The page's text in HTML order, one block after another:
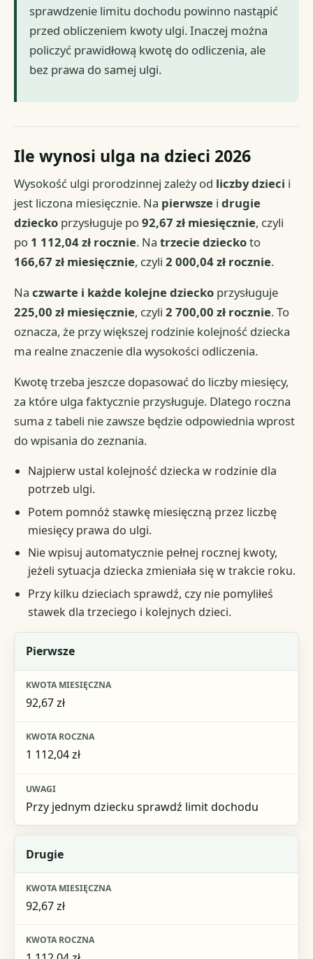
sprawdzenie limitu dochodu powinno nastąpić
przed obliczeniem kwoty ulgi. Inaczej można
policzyć prawidłową kwotę do odliczenia, ale
bez prawa do samej ulgi.
Ile wynosi ulga na dzieci 2026
Wysokość ulgi prorodzinnej zależy od liczby dzieci i
jest liczona miesięcznie. Na pierwsze idrugie
dziecko przysługuje po92,67 zł miesięcznie, czyli
po 1 112,04 zł rocznie. Natrzecie dzieckoto
166,67 zł miesięcznie, czyli2 000,04 zł rocznie.
Naczwarte i każde kolejne dziecko przysługuje
225,00 zł miesięcznie, czyli2 700,00 zł rocznie. To
oznacza, że przy większej rodzinie kolejność dziecka
ma realne znaczenie dla wysokości odliczenia.
Kwotę trzeba jeszcze dopasować do liczby miesięcy,
za które ulga faktycznie przysługuje. Dlatego roczna
suma z tabeli nie zawsze będzie odpowiednia wprost
do wpisania do zeznania.
Najpierw ustal kolejność dziecka w rodzinie dla
potrzeb ulgi.
Potem pomnóż stawkę miesięczną przez liczbę
miesięcy prawa do ulgi.
Nie wpisuj automatycznie pełnej rocznej kwoty,
jeżeli sytuacja dziecka zmieniała się w trakcie roku.
Przy kilku dzieciach sprawdź, czy nie pomyliłeś
stawek dla trzeciego i kolejnych dzieci.
Dziecko w kolejności
Kwota miesięczna
Pierwsze
92,67 zł
1 112,04 zł
Przy jednym dziecku sprawdź limit dochodu
Drugie
92,67 zł